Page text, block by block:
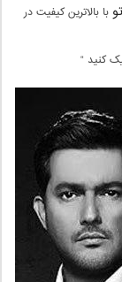
با بالاترین کیفیت در
کنید “